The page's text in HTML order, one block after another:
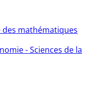
mathématiques
- Sciences de la